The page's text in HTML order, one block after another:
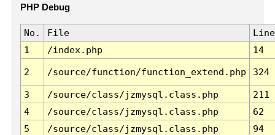
PHP Debug
No. File
Line
1
/index.php 14
2 /source/function/function_extend.php 324
3 /source/class/jzmysql.class.php
211
4
/source/class/jzmysql.class.php
62
5
/source/class/jzmysql.class.php
94